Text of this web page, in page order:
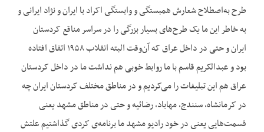
طرح به‌اصطلاح شعارش همبستگی و وابستگی اکراد با ایران و نژاد ایرانی و
به خاطر این ما یک طرح‌های بسیار بزرگی را در سراسر مناقع کردستان
ایران و حتی در داخل عراق که آن‌وقت البته انقلاب ۱۹۵۸ اتفاق افتاده
بود و عبدالکریم قاسم با ما روابط خوبی هم نداشت ما در داخل کردستان
عراق هم این تبلیغات را می‌کردیم و در مناطق مختلف کردستان ایران چه
در کرمانشاه، سنندج، مهاباد، رضائیه و حتی در مناطق مشهد یعنی
قسمت‌هایی یعنی در خود رادیو مشهد ما برنامه‌ی کردی گذاشتیم علتش